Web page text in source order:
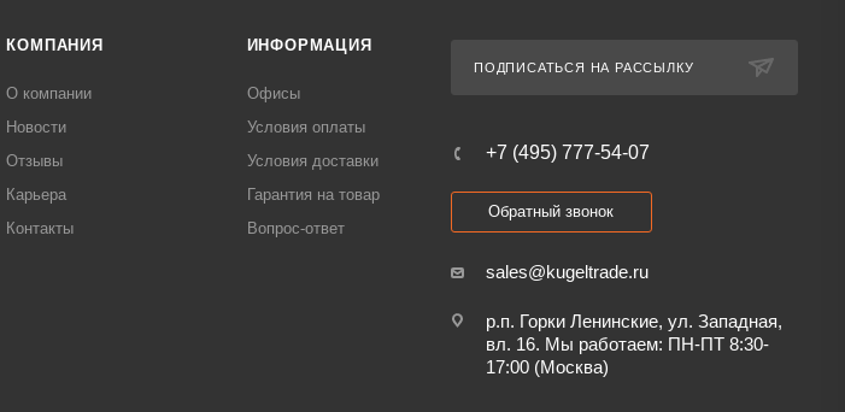
КОМПАНИЯ
О компании
Новости
Отзывы
Карьера
Контакты
ИНФОРМАЦИЯ
Офисы
Условия оплаты
Условия доставки
Гарантия на товар
Вопрос-ответ
ПОДПИСАТЬСЯ НА РАССЫЛКУ
+7 (495) 777-54-07
Обратный звонок
sales@kugeltrade.ru
р.п. Горки Ленинские, ул. Западная,
вл. 16. Мы работаем: ПН-ПТ 8:30-
17:00 (Москва)